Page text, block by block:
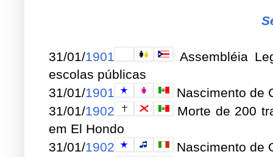
31/01/1901
Assembléia
escolas públicas
31/01/1901
Nascimento de
31/01/1902
Morte de 200
em El Hondo
31/01/1902
Nascimento de